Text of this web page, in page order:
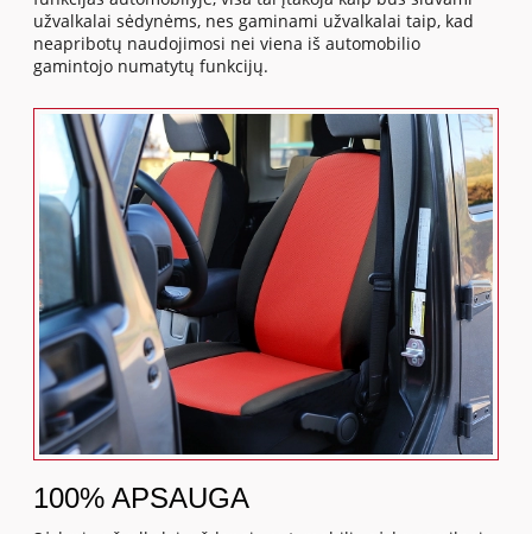
užvalkalai sėdynėms, nes gaminami užvalkalai taip, kad
neapribotų naudojimosi nei viena iš automobilio
gamintojo numatytų funkcijų.
100% APSAUGA